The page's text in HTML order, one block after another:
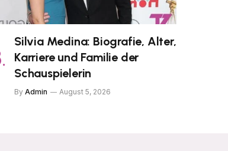
Silvia Medina: Biografie, Alter,
Karriere und Familie der
Schauspielerin
By Admin August 5, 2026